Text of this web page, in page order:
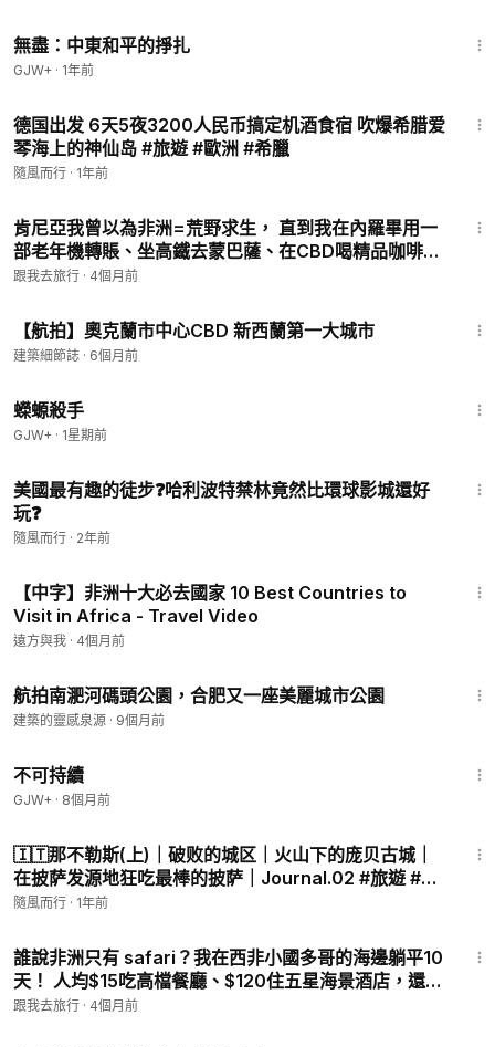
無盡：中東和平的掙扎
GJW+ · 1年前
德国出发 6天5夜3200人民币搞定机酒食宿 吹爆希腊爱
琴海上的神仙岛 #旅遊 #歐洲 #希臘
隨風而行 · 1年前
肯尼亞我曾以為非洲=荒野求生， 直到我在內羅畢用一
部老年機轉賬、坐高鐵去蒙巴薩、在CBD喝精品咖啡…
原來，偏見比距離更遠。 這趟旅程，治好了我的“想象
跟我去旅行 · 4個月前
【航拍】奧克蘭市中心CBD 新西蘭第一大城市
建築細節誌 · 6個月前
蠑螈殺手
GJW+ · 1星期前
美國最有趣的徒步❓哈利波特禁林竟然比環球影城還好
玩❓
隨風而行 · 2年前
【中字】非洲十大必去國家 10 Best Countries to
Visit in Africa - Travel Video
遠方與我 · 4個月前
航拍南淝河碼頭公園，合肥又一座美麗城市公園
建築的靈感泉源 · 9個月前
不可持續
GJW+ · 8個月前
🇮🇹那不勒斯(上)｜破败的城区｜火山下的庞贝古城｜
在披萨发源地狂吃最棒的披萨｜Journal.02 #旅遊 #義
大利
隨風而行 · 1年前
誰說非洲只有 safari？我在西非小國多哥的海邊躺平10
天！ 人均$15吃高檔餐廳、$120住五星海景酒店，還能
用里程免費飛✈️ 洛美真的被嚴重低估了
跟我去旅行 · 4個月前